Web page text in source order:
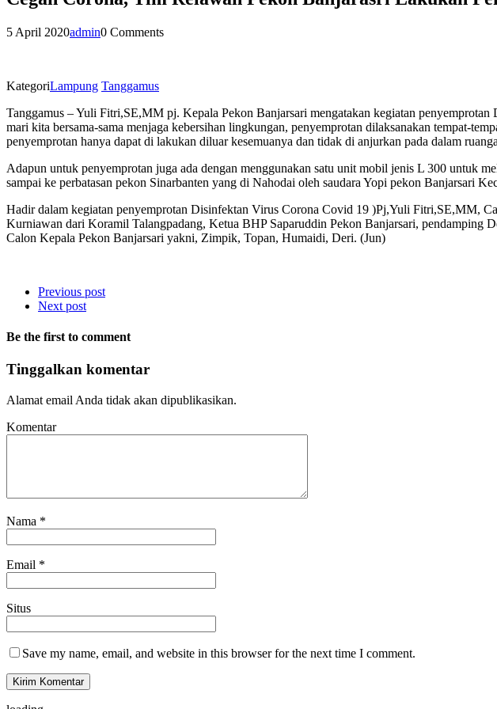
5 April 2020admin0 Comments
KategoriLampung Tanggamus
Tanggamus – Yuli Fitri,SE,MM pj. Kepala Pekon Banjarsari mengatakan kegiatan
mari kita bersama-sama menjaga kebersihan lingkungan, penyemprotan dilaksanakan tempat-
penyemprotan hanya dapat di lakukan diluar kesemuanya dan tidak di anjurkan pada dalam
Adapun untuk penyemprotan juga ada dengan menggunakan satu unit mobil jenis L 300 untuk
sampai ke perbatasan pekon Sinarbanten yang di Nahodai oleh saudara Yopi pekon Banjarsari
Hadir dalam kegiatan penyemprotan Disinfektan Virus Corona Covid 19 )Pj,Yuli Fitri,SE,MM,
Kurniawan dari Koramil Talangpadang, Ketua BHP Saparuddin Pekon Banjarsari, pendamping
Calon Kepala Pekon Banjarsari yakni, Zimpik, Topan, Humaidi, Deri. (Jun)
Previous post
Next post
Be the first to comment
Tinggalkan komentar
Alamat email Anda tidak akan dipublikasikan.
Komentar
Nama *
Email *
Situs
Save my name, email, and website in this browser for the next time I comment.